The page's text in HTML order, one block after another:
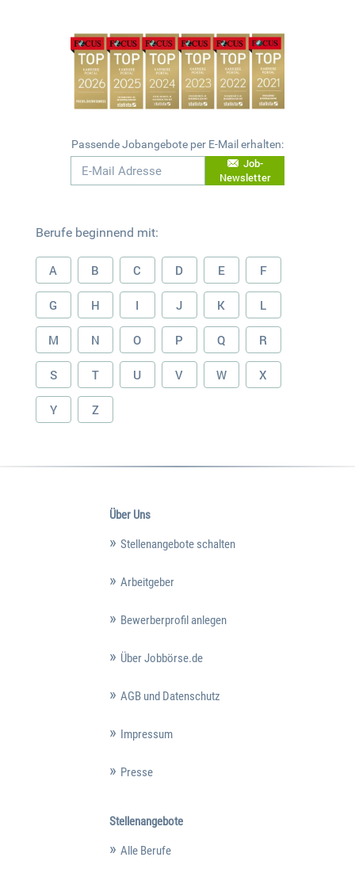
Passende Jobangebote per E-Mail erhalten:
Job-
Newsletter
Berufe beginnend mit:
A B C D E F
G H I J K L
M N O P Q R
S T U V W X
Y Z
Über Uns
Stellenangebote schalten
Arbeitgeber
Bewerberprofil anlegen
Über Jobbörse.de
AGB und Datenschutz
Impressum
Presse
Stellenangebote
Alle Berufe